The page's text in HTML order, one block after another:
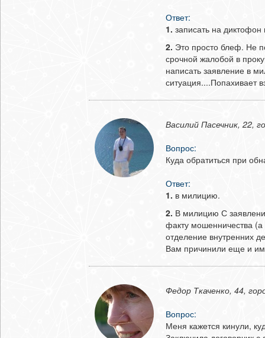
Ответ:
1. записать на диктофон
2. Это просто блеф. Не
срочной жалобой в
написать заявление в
ситуация....Попахивает
Василий Пасечник, 22,
Вопрос:
Куда обратиться при
Ответ:
1. в милицию.
2. В милицию С
факту мошенничества
отделение внутренних
Вам причинили еще и
Федор Ткаченко, 44,
Вопрос:
Меня кажется кинули,